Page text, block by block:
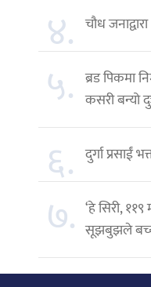
४. चौध
५. ब्रड पिकमा
कसरी बन्यो
६. दुर्गा प्रसाईं
७. ‘हे सिरी,
सूझबुझले